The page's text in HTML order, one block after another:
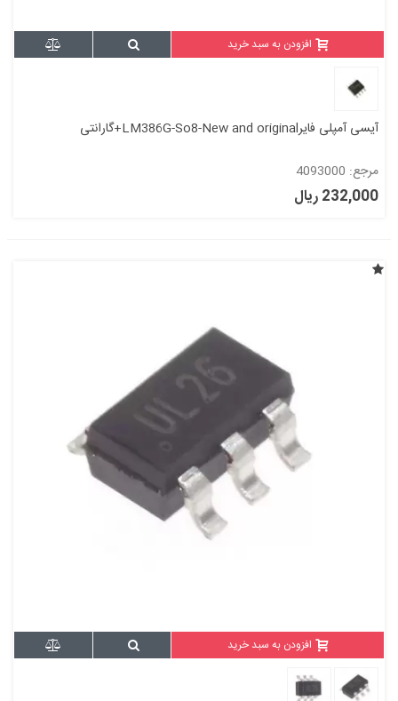
افزودن به سبد خرید
آیسی آمپلی فایرLM386G-So8-New and original+گارانتی
مرجع: 4093000
232,000 ریال
افزودن به سبد خرید